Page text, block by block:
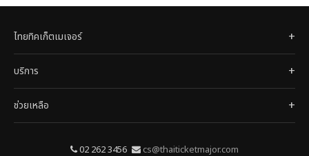
ไทยทิคเก็ตเมเจอร์
บริการ
ช่วยเหลือ
02 262 3456 cs@thaiticketmajor.com